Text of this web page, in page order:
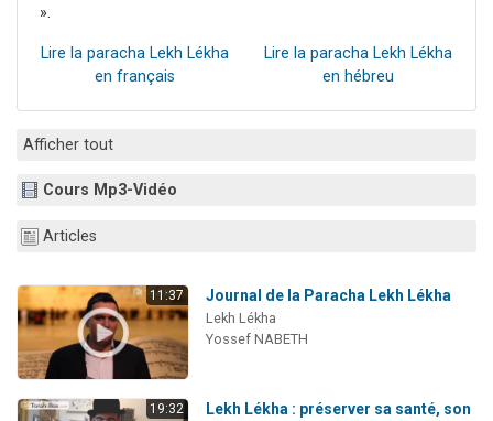
».
Lire la paracha Lekh Lékha
en français
Lire la paracha Lekh Lékha
en hébreu
Afficher tout
Cours Mp3-Vidéo
Articles
11:37 Journal de la Paracha Lekh Lékha
Lekh Lékha
Yossef NABETH
19:32
Lekh Lékha : préserver sa santé, son